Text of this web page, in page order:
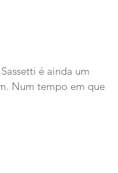
é ainda um
Num tempo em que